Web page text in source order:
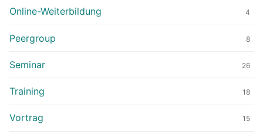
Online-Weiterbildung 4
Peergroup 8
Seminar 26
Training 18
Vortrag 15